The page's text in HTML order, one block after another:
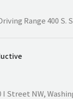
Range 400
Street NW,